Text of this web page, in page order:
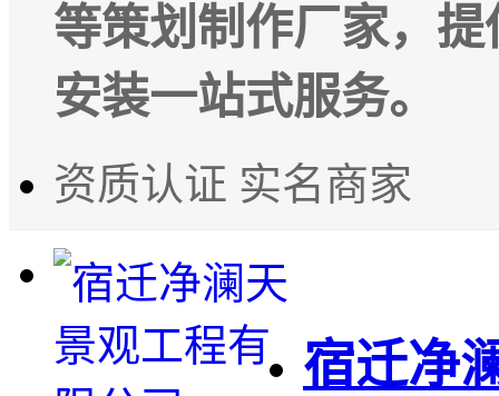
等策划制作厂家，
安装一站式服务。
资质认证 实名商家
宿迁净